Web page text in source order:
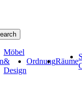
Möbel
&
Design
OrdnungRäume